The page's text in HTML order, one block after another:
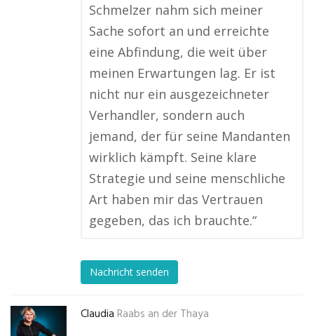
Schmelzer nahm sich meiner
Sache sofort an und erreichte
eine Abfindung, die weit über
meinen Erwartungen lag. Er ist
nicht nur ein ausgezeichneter
Verhandler, sondern auch
jemand, der für seine Mandanten
wirklich kämpft. Seine klare
Strategie und seine menschliche
Art haben mir das Vertrauen
gegeben, das ich brauchte.“
Nachricht senden
Claudia Raabs an der Thaya